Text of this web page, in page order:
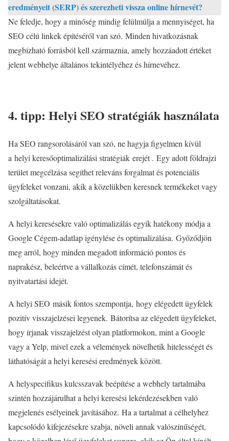
eredményeit (SERP) és szerezheti vissza online hírnevét?
Ne feledje, hogy a minőség mindig felülmúlja a mennyiséget, ha
SEO célú linkek építéséről van szó. Minden hivatkozásnak
megbízható forrásból kell származnia, amely hozzáadott értéket
jelent webhelye általános tekintélyéhez és hírnevéhez.
4. tipp: Helyi SEO stratégiák használata
Ha SEO rangsorolásáról van szó, ne hagyja figyelmen kívül
a helyi keresőoptimalizálási stratégiák erejét . Egy adott földrajzi
terület megcélzása segíthet releváns forgalmat és potenciális
ügyfeleket vonzani, akik a közelükben keresnek termékeket vagy
szolgáltatásokat.
A helyi keresésekre való optimalizálás egyik hatékony módja a
Google Cégem-adatlap igénylése és optimalizálása. Győződjön
meg arról, hogy minden megadott információ pontos és
naprakész, beleértve a vállalkozás címét, telefonszámát és
nyitvatartási idejét.
A helyi SEO másik fontos szempontja, hogy elégedett ügyfelek
pozitív visszajelzései legyenek. Bátorítsa az elégedett ügyfeleket,
hogy írjanak visszajelzést olyan platformokon, mint a Google
vagy a Yelp, mivel ezek a vélemények növelhetik hitelességét és
láthatóságát a helyi keresési eredmények között.
A helyspecifikus kulcsszavak beépítése a webhely tartalmába
szintén hozzájárulhat a helyi keresési lekérdezésekben való
megjelenés esélyeinek javításához. Ha a tartalmat a célhelyhez
kapcsolódó kifejezésekre szabja, növeli annak valószínűségét,